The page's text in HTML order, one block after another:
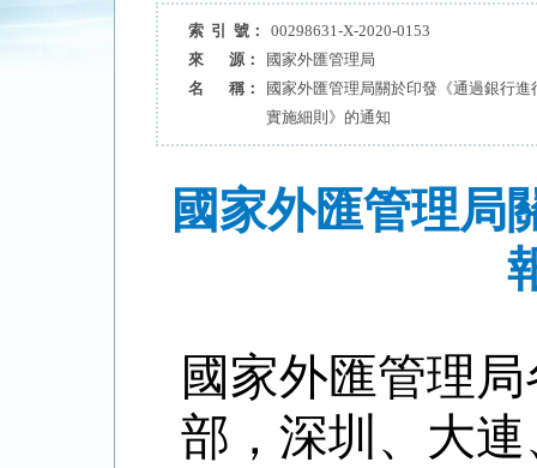
索 引 號：
00298631-X-2020-0153
來 源：
國家外匯管理局
名 稱：
國家外匯管理局關於印發《通過銀行
實施細則》的通知
國家外匯管理局
國家外匯管理
部，深圳、大